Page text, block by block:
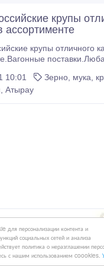
персонализации контента и
социальных сетей и анализа
политика о неразглашении
с нашим использованием coookies.
крупы
ассортименте
крупы отличного
10:01
Зерно, мука,
Атырау